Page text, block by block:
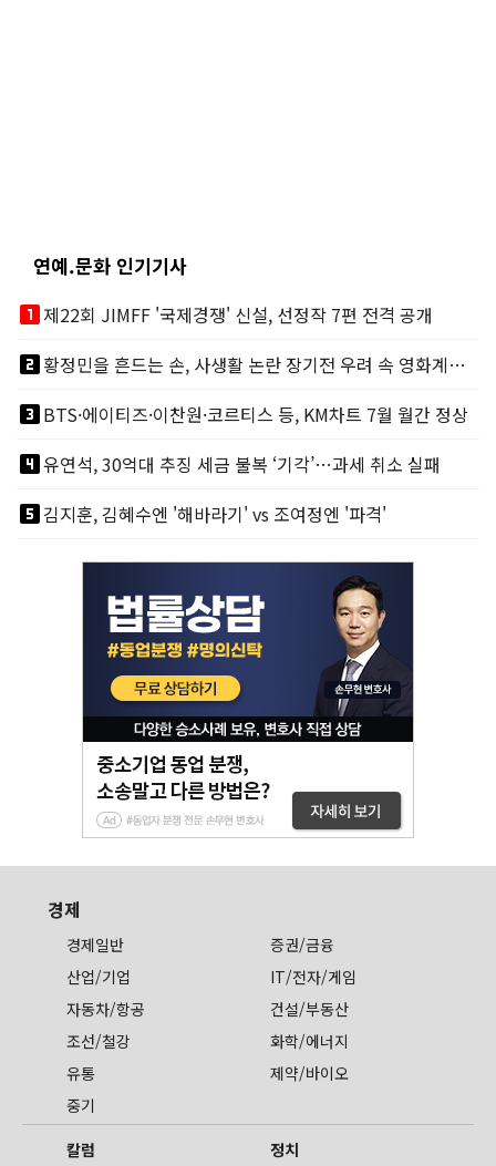
연예.문화 인기기사
looks_one제22회 JIMFF '국제경쟁' 신설, 선정작 7편 전격 공개
looks_two
황정민을 흔드는 손, 사생활 논란 장기전 우려 속 영화계도 리스크
looks_3BTS·에이티즈·이찬원·코르티스 등, KM차트 7월 월간 정상
looks_4유연석, 30억대 추징 세금 불복 ‘기각’…과세 취소 실패
looks_5김지훈, 김혜수엔 '해바라기' vs 조여정엔 '파격'
경제
경제일반
증권/금융
산업/기업
IT/전자/게임
자동차/항공
건설/부동산
조선/철강
화학/에너지
유통
제약/바이오
중기
칼럼
정치